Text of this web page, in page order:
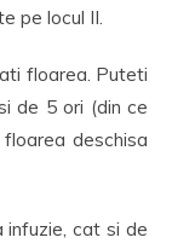
pe locul II.
floarea. Puteti
de 5 ori (din ce
deschisa
cat si de